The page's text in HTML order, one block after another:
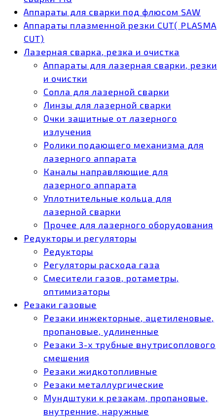
Аппараты для сварки под флюсом SAW
Аппараты плазменной резки CUT( PLASMA
CUT)
Лазерная сварка, резка и очистка
Аппараты для лазерная сварки, резки
и очистки
Сопла для лазерной сварки
Линзы для лазерной сварки
Очки защитные от лазерного
излучения
Ролики подающего механизма для
лазерного аппарата
Каналы направляющие для
лазерного аппарата
Уплотнительные кольца для
лазерной сварки
Прочее для лазерного оборудования
Редукторы и регуляторы
Редукторы
Регуляторы расхода газа
Смесители газов, ротаметры,
оптимизаторы
Резаки газовые
Резаки инжекторные, ацетиленовые,
пропановые, удлиненные
Резаки 3-х трубные внутрисоплового
смешения
Резаки жидкотопливные
Резаки металлургические
Мундштуки к резакам, пропановые,
внутренние, наружные